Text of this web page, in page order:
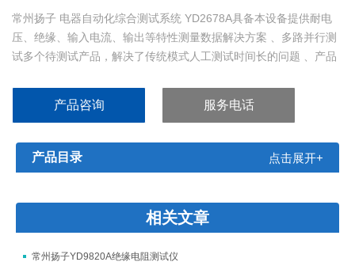
常州扬子 电器自动化综合测试系统 YD2678A具备本设备提供耐电
压、绝缘、输入电流、输出等特性测量数据解决方案 、多路并行测
试多个待测试产品，解决了传统模式人工测试时间长的问题 、产品
置等优势。
产品咨询 服务电话
产品目录 点击展开+
相关文章
常州扬子YD9820A绝缘电阻测试仪